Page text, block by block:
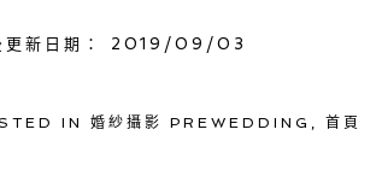
更新日期： 2019/09/03
IN 婚紗攝影 PREWEDDING 首頁